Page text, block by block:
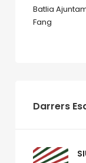
Batlia
Fang
Darrers